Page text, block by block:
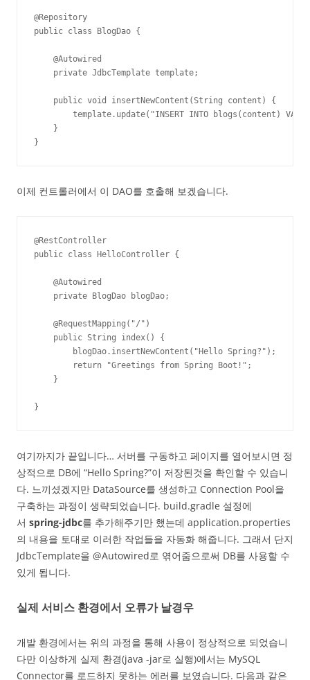
@Repository
public class BlogDao {
    @Autowired
    private JdbcTemplate template;
    public void insertNewContent(String content) {
template.update("INSERT INTO blogs(content)
    }
}
이제 컨트롤러에서 이 DAO를 호출해 보겠습니다.
@RestController
public class HelloController {
    @Autowired
    private BlogDao blogDao;
    @RequestMapping("/")
    public String index() {
        blogDao.insertNewContent("Hello Spring?");
        return "Greetings from Spring Boot!";
    }
}
여기까지가 끝입니다… 서버를 구동하고 페이지를 열어보시면 정
상적으로 DB에 “Hello Spring?”이 저장된것을 확인할 수 있습니
다. 느끼셨겠지만 DataSource를 생성하고 Connection Pool을
구축하는 과정이 생략되었습니다. build.gradle 설정에
서 spring-jdbc를 추가해주기만 했는데 application.properties
의 내용을 토대로 이러한 작업들을 자동화 해줍니다. 그래서 단지
JdbcTemplate을 @Autowired로 엮어줌으로써 DB를 사용할 수
있게 됩니다.
실제 서비스 환경에서 오류가 날경우
개발 환경에서는 위의 과정을 통해 사용이 정상적으로 되었습니
다만 이상하게 실제 환경(java -jar로 실행)에서는 MySQL
Connector를 로드하지 못하는 에러를 보였습니다. 다음과 같은